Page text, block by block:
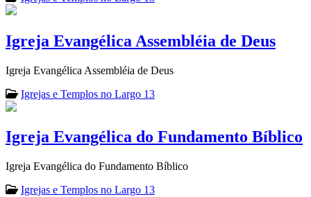
Igreja Evangélica Assembléia de Deus
Igreja Evangélica Assembléia de Deus
Igrejas e Templos no Largo 13
Igreja Evangélica do Fundamento Bíblico
Igreja Evangélica do Fundamento Bíblico
Igrejas e Templos no Largo 13